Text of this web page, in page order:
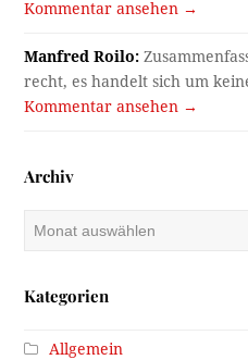
Kommentar ansehen →
Manfred Roilo:
recht, es handelt sich um
Kommentar ansehen →
Archiv
Kategorien
Allgemein